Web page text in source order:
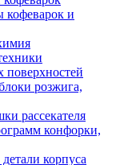
и
поверхностей
розжига,
рассекателя
конфорки,
корпуса